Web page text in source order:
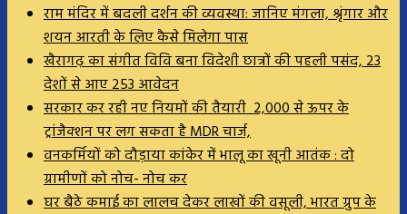
राम मंदिर में बदली दर्शन की व्यवस्था: जानिए मंगला, श्रृंगार और
शयन आरती के लिए कैसे मिलेगा पास
खैरागढ़ का संगीत विवि बना विदेशी छात्रों की पहली पसंद, 23
देशों से आए 253 आवेदन
सरकार कर रही नए नियमों की तैयारी ₹ 2,000 से ऊपर के
ट्रांजैक्शन पर लग सकता है MDR चार्ज,
वनकर्मियों को दौड़ाया कांकेर में भालू का खूनी आतंक : दो
ग्रामीणों को नोच- नोच कर
घर बैठे कमाई का लालच देकर लाखों की वसूली, भारत ग्रुप के